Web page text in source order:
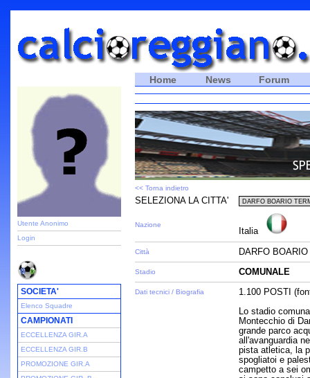
Utente Anonimo
Login
SOCIETA'
Elenco Squadre
CAMPIONATI
ECCELLENZA GIR.A
ECCELLENZA GIR.B
PROMOZIONE GIR.A
Home News Forum
<< Torna indietro
SELEZIONA LA CITTA'
Nazione
Italia
Città DARFO
Stadio COMUNALE
Dati tecnici / Biografia
1.100 POSTI
Lo stadio
Montecchio di
grande parco
all'avanguardia
pista atletica, la
spogliatoi e
campetto a sei